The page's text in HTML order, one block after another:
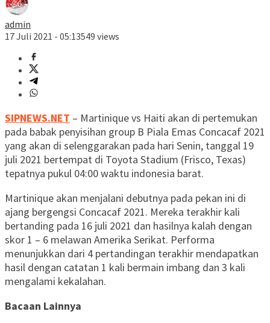
admin
17 Juli 2021 - 05:13549 views
SIPNEWS.NET – Martinique vs Haiti akan di pertemukan
pada babak penyisihan group B Piala Emas Concacaf 2021
yang akan di selenggarakan pada hari Senin, tanggal 19
juli 2021 bertempat di Toyota Stadium (Frisco, Texas)
tepatnya pukul 04:00 waktu indonesia barat.
Martinique akan menjalani debutnya pada pekan ini di
ajang bergengsi Concacaf 2021. Mereka terakhir kali
bertanding pada 16 juli 2021 dan hasilnya kalah dengan
skor 1 – 6 melawan Amerika Serikat. Performa
menunjukkan dari 4 pertandingan terakhir mendapatkan
hasil dengan catatan 1 kali bermain imbang dan 3 kali
mengalami kekalahan.
Bacaan Lainnya